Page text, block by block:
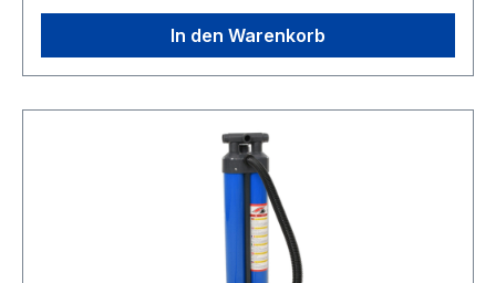
In den Warenkorb